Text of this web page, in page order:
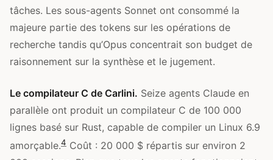
tâches. Les sous-agents Sonnet ont consommé la
majeure partie des tokens sur les opérations de
recherche tandis qu’Opus concentrait son budget de
raisonnement sur la synthèse et le jugement.
Le compilateur C de Carlini. Seize agents Claude en
parallèle ont produit un compilateur C de 100 000
lignes basé sur Rust, capable de compiler un Linux 6.9
amorçable.4 Coût : 20 000 $ répartis sur environ 2